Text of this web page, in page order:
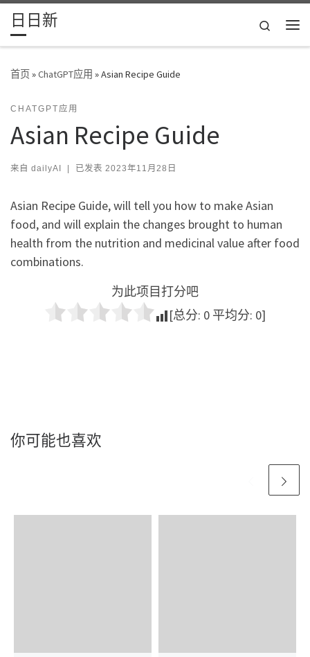
Skip to content
日日新
Search
首页»ChatGPT应用 »Asian Recipe Guide
CHATGPT应用
Asian Recipe Guide
来自 dailyAI | 已发表 2023年11月28日
Asian Recipe Guide, will tell you how to make Asian
food, and will explain the changes brought to human
health from the nutrition and medicinal value after food
combinations.
为此项目打分吧
[总分: 0 平均分: 0]
你可能也喜欢